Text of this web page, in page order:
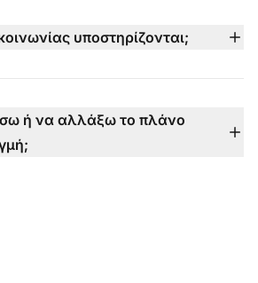
των πλάνων Small,
όπως τηλεφωνικό
υποστηρίζονται;
WhatsApp, Viber, Telegram,
βάση γνώσεων και άλλα — όλα
ή να αλλάξω το πλάνο